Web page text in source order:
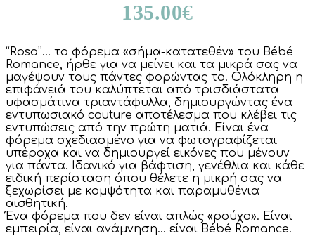
135.00€
“Rosa”… το φόρεμα «σήμα-κατατεθέν» του Bébé
Romance, ήρθε για να μείνει και τα μικρά σας να
μαγέψουν τους πάντες φορώντας το. Ολόκληρη η
επιφάνειά του καλύπτεται από τρισδιάστατα
υφασμάτινα τριαντάφυλλα, δημιουργώντας ένα
εντυπωσιακό couture αποτέλεσμα που κλέβει τις
εντυπώσεις από την πρώτη ματιά. Είναι ένα
φόρεμα σχεδιασμένο για να φωτογραφίζεται
υπέροχα και να δημιουργεί εικόνες που μένουν
για πάντα. Ιδανικό για βάφτιση, γενέθλια και κάθε
ειδική περίσταση όπου θέλετε η μικρή σας να
ξεχωρίσει με κομψότητα και παραμυθένια
αισθητική.
Ένα φόρεμα που δεν είναι απλώς «ρούχο». Είναι
εμπειρία, είναι ανάμνηση… είναι Bébé Romance.